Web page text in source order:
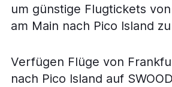
um günstige Flugtickets
am Main nach Pico Island
Verfügen Flüge von
nach Pico Island auf